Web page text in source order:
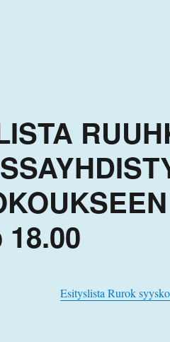
Esityslista Rurok